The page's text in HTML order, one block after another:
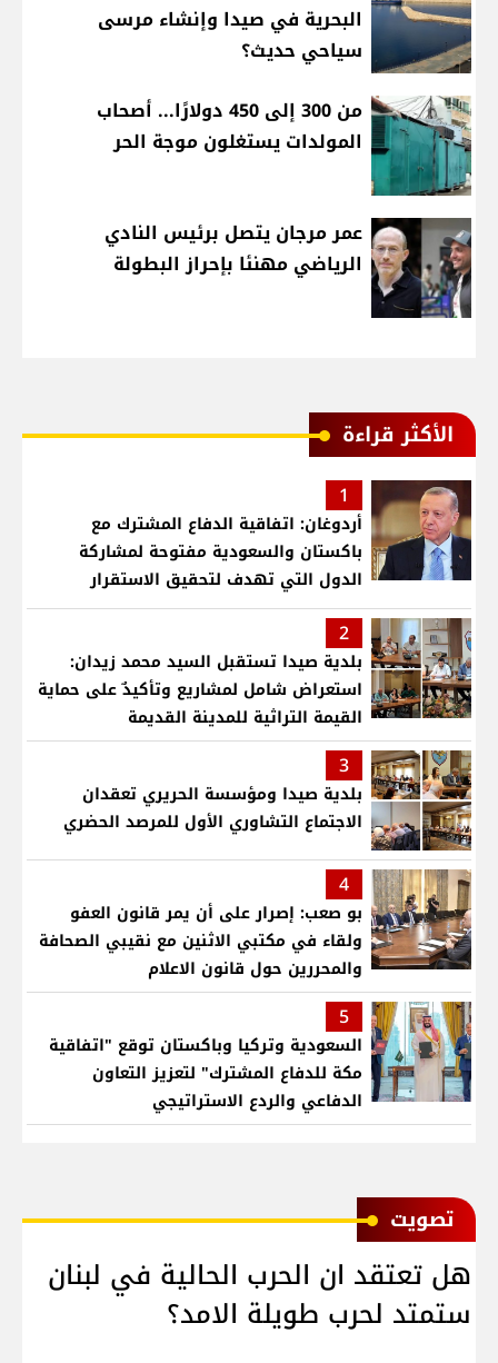
البحرية في صيدا وإنشاء مرسى
سياحي حديث؟
من 300 إلى 450 دولارًا... أصحاب
المولدات يستغلون موجة الحر
عمر مرجان يتصل برئيس النادي
الرياضي مهنئا بإحراز البطولة
الأكثر قراءة
1
أردوغان: اتفاقية الدفاع المشترك مع
باكستان والسعودية مفتوحة لمشاركة
الدول التي تهدف لتحقيق الاستقرار
بمنطقتنا
2
بلدية صيدا تستقبل السيد محمد زيدان:
استعراض شامل لمشاريع وتأكيدٌ على حماية
القيمة التراثية للمدينة القديمة
3
بلدية صيدا ومؤسسة الحريري تعقدان
الاجتماع التشاوري الأول للمرصد الحضري
4
بو صعب: إصرار على أن يمر قانون العفو
ولقاء في مكتبي الاثنين مع نقيبي الصحافة
والمحررين حول قانون الاعلام
5
السعودية وتركيا وباكستان توقع "اتفاقية
مكة للدفاع المشترك" لتعزيز التعاون
الدفاعي والردع الاستراتيجي
ﺗﺼﻮﻳﺖ
هل تعتقد ان الحرب الحالية في لبنان
ستمتد لحرب طويلة الامد؟